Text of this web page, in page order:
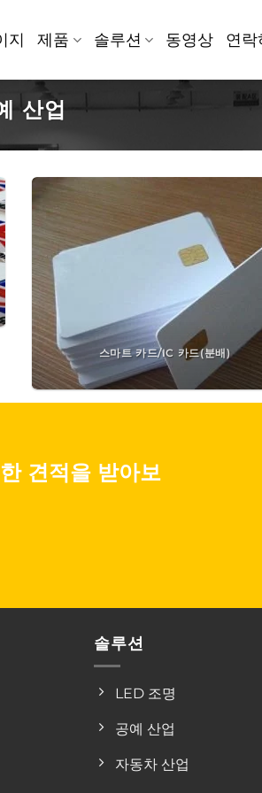
지 제품 솔루션 동영상 연락
산업
스마트 카드/IC 카드(분배)
견적을 받아보
솔루션
LED 조명
공예 산업
자동차 산업